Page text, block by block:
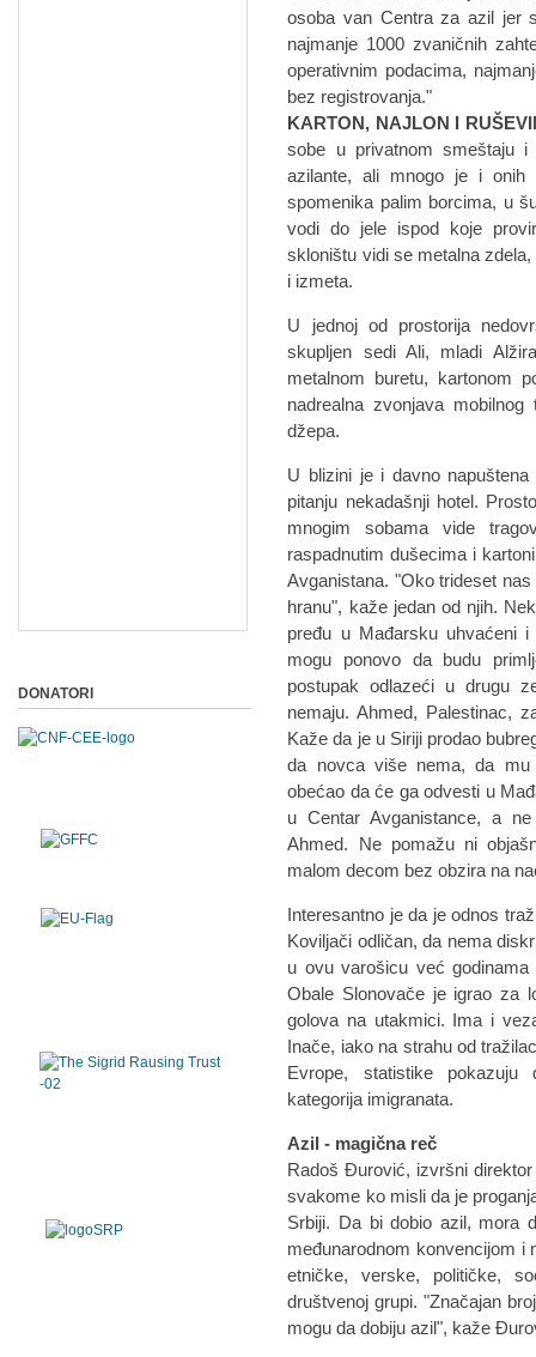
osoba van Centra za azil jer
najmanje 1000 zvaničnih
operativnim podacima,
bez registrovanja."
KARTON, NAJLON I
sobe u privatnom smeštaju
azilante, ali mnogo je i
spomenika palim borcima, u
vodi do jele ispod koje
skloništu vidi se metalna
i izmeta.
U jednoj od prostorija
skupljen sedi Ali, mladi
metalnom buretu, kartonom
nadrealna zvonjava
džepa.
U blizini je i davno
pitanju nekadašnji hotel.
mnogim sobama vide
raspadnutim dušecima i
Avganistana. "Oko trideset
hranu", kaže jedan od njih.
pređu u Mađarsku uhvaćeni
mogu ponovo da budu
postupak odlazeći u drugu
nemaju. Ahmed, Palestinac,
Kaže da je u Siriji prodao
da novca više nema, da mu
obećao da će ga odvesti u
u Centar Avganistance, a
Ahmed. Ne pomažu ni
malom decom bez obzira na
Interesantno je da je odnos
Koviljači odličan, da nema
u ovu varošicu već
Obale Slonovače je igrao za
golova na utakmici. Ima i
Inače, iako na strahu od
Evrope, statistike
kategorija imigranata.
Azil - magična reč
Radoš Đurović, izvršni
svakome ko misli da je
Srbiji. Da bi dobio azil, mora
međunarodnom konvencijom i
etničke, verske, političke,
društvenoj grupi. "Značajan
mogu da dobiju azil", kaže
DONATORI